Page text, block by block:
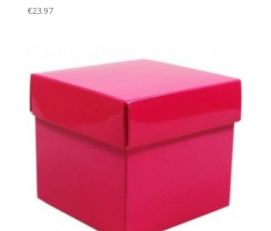
€23.97